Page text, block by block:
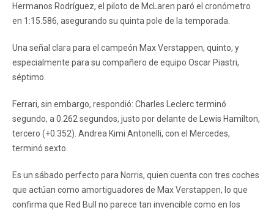
Hermanos Rodríguez, el piloto de McLaren paró el cronómetro
en 1:15.586, asegurando su quinta pole de la temporada.
Una señal clara para el campeón Max Verstappen, quinto, y
especialmente para su compañero de equipo Oscar Piastri,
séptimo.
Ferrari, sin embargo, respondió: Charles Leclerc terminó
segundo, a 0.262 segundos, justo por delante de Lewis Hamilton,
tercero (+0.352). Andrea Kimi Antonelli, con el Mercedes,
terminó sexto.
Es un sábado perfecto para Norris, quien cuenta con tres coches
que actúan como amortiguadores de Max Verstappen, lo que
confirma que Red Bull no parece tan invencible como en los